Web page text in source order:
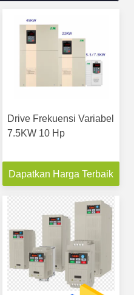
Drive Frekuensi Variabel
7.5KW 10 Hp
Dapatkan Harga Terbaik